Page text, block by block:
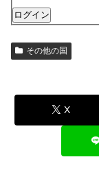
ログイン
その他の国
X